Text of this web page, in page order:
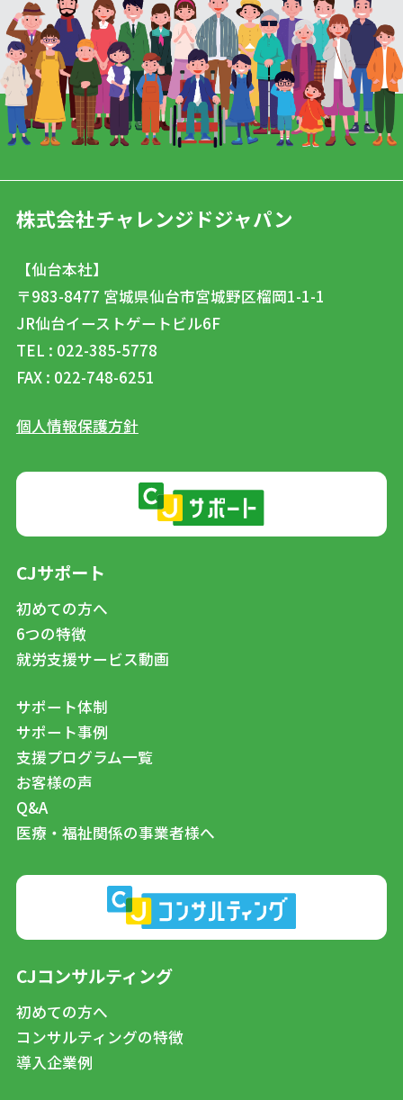
株式会社チャレンジドジャパン
【仙台本社】
〒983-8477 宮城県仙台市宮城野区榴岡1-1-1
JR仙台イーストゲートビル6F
TEL : 022-385-5778
FAX : 022-748-6251
個人情報保護方針
CJサポート
初めての方へ
6つの特徴
就労支援サービス動画
サポート体制
サポート事例
支援プログラム一覧
お客様の声
Q&A
医療・福祉関係の事業者様へ
CJコンサルティング
初めての方へ
コンサルティングの特徴
導入企業例